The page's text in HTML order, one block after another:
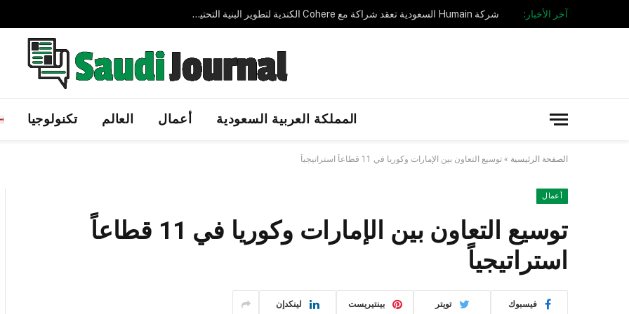
آخر الأخبار: شركة AVELIN AI الإماراتية الناشئة تجمع 3.7 مليون دولار لتوسيع حلول الذكاء الاصطناعي السيادي عالميًا
المملكة العربية السعودية أعمال العالم تكنولوجيا
الصفحة الرئيسية » توسيع التعاون بين الإمارات وكوريا في 11 قطاعاً استراتيجياً
أعمال
توسيع التعاون بين الإمارات وكوريا في 11 قطاعاً
استراتيجياً
فيسبوك تويتر بينتيريست لينكدإن